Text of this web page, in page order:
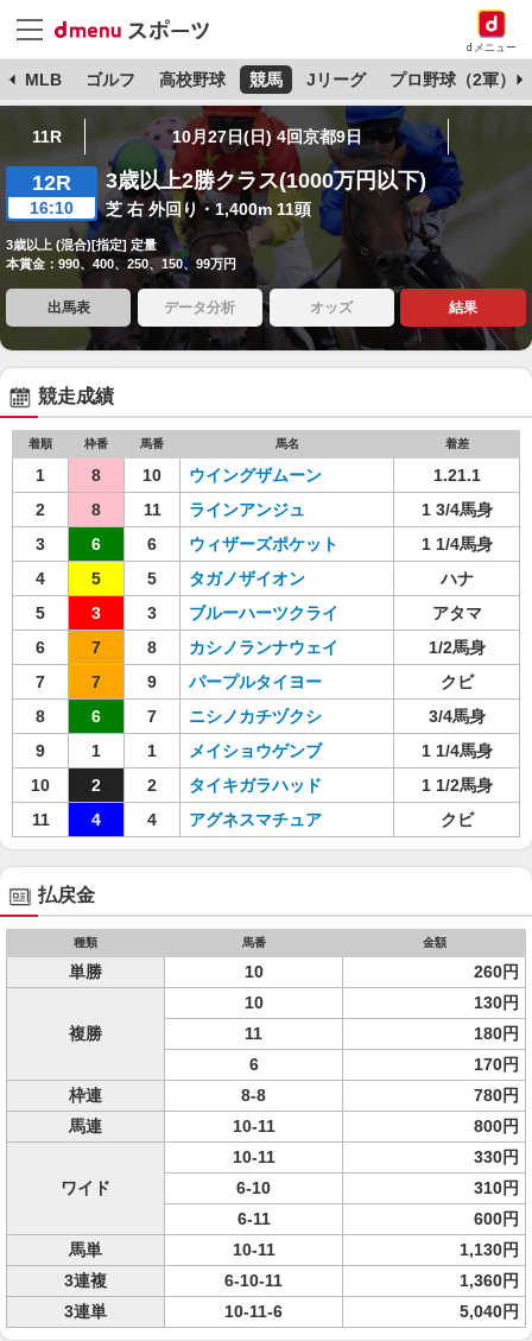
dメニュー
MLB ゴルフ 高校野球 競馬 Jリーグ プロ野球（2軍）
11R 10月27日(日) 4回京都9日
12R
16:10
3歳以上2勝クラス(1000万円以下)
芝 右 外回り・1,400m 11頭
3歳以上 (混合)[指定] 定量
本賞金：990、400、250、150、99万円
出馬表 データ分析 オッズ 結果
競走成績
着順 枠番 馬番 馬名 着差
1 8 10 ウイングザムーン
1.21.1
2
8 11 ラインアンジュ
1 3/4馬身
3
6 6 ウィザーズポケット
1 1/4馬身
4
5 5 タガノザイオン
ハナ
5
3 3 ブルーハーツクライ
アタマ
6
7 8 カシノランナウェイ
1/2馬身
7
7 9 パープルタイヨー
クビ
8
6 7 ニシノカチヅクシ
3/4馬身
9
1 1 メイショウゲンブ
1 1/4馬身
10
2 2 タイキガラハッド
1 1/2馬身
11
4 4 アグネスマチュア クビ
払戻金
種類 馬番 金額
単勝 10 260円
複勝
10
130円
11
180円
6
170円
枠連
8-8
780円
馬連
10-11 800円
ワイド
10-11
330円
6-10
310円
6-11
600円
馬単
10-11
1,130円
3連複
6-10-11
1,360円
3連単
10-11-6 5,040円